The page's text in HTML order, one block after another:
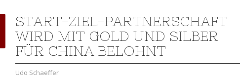
START-ZIEL-PARTNERSCHAFT
WIRD MIT GOLD UND SILBER
FÜR CHINA BELOHNT
Udo Schaeffer